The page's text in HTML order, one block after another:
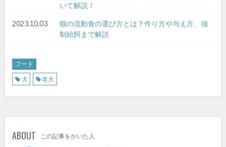
いて解説！
2023.10.03
猫の流動食の選び方とは？作り方や与え方、強
制給餌まで解説
フード
犬
老犬
ABOUT この記事をかいた人